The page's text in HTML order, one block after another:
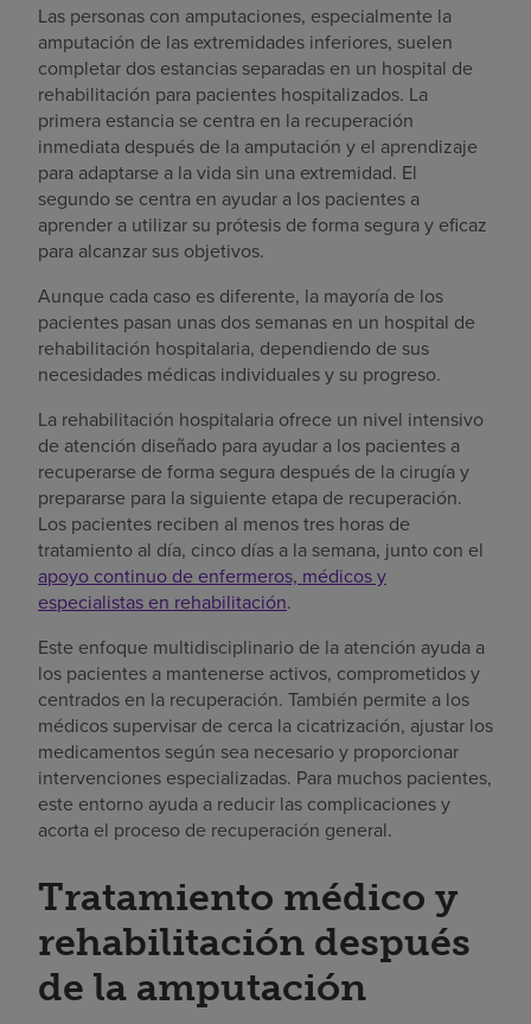
Las personas con amputaciones, especialmente la
amputación de las extremidades inferiores, suelen
completar dos estancias separadas en un hospital de
rehabilitación para pacientes hospitalizados. La
primera estancia se centra en la recuperación
inmediata después de la amputación y el aprendizaje
para adaptarse a la vida sin una extremidad. El
segundo se centra en ayudar a los pacientes a
aprender a utilizar su prótesis de forma segura y eficaz
para alcanzar sus objetivos.
Aunque cada caso es diferente, la mayoría de los
pacientes pasan unas dos semanas en un hospital de
rehabilitación hospitalaria, dependiendo de sus
necesidades médicas individuales y su progreso.
La rehabilitación hospitalaria ofrece un nivel intensivo
de atención diseñado para ayudar a los pacientes a
recuperarse de forma segura después de la cirugía y
prepararse para la siguiente etapa de recuperación.
Los pacientes reciben al menos tres horas de
tratamiento al día, cinco días a la semana, junto con el
apoyo continuo de enfermeros, médicos y
especialistas en rehabilitación.
Este enfoque multidisciplinario de la atención ayuda a
los pacientes a mantenerse activos, comprometidos y
centrados en la recuperación. También permite a los
médicos supervisar de cerca la cicatrización, ajustar los
medicamentos según sea necesario y proporcionar
intervenciones especializadas. Para muchos pacientes,
este entorno ayuda a reducir las complicaciones y
acorta el proceso de recuperación general.
Tratamiento médico y
rehabilitación después
de la amputación